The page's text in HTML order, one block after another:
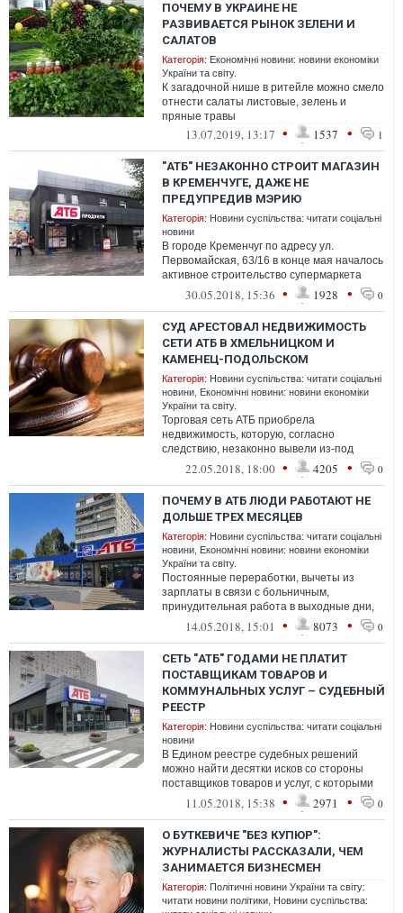
ПОЧЕМУ В УКРАИНЕ НЕ
РАЗВИВАЕТСЯ РЫНОК ЗЕЛЕНИ И
САЛАТОВ
Категорія: Економічні новини: новини економіки
України та світу.
К загадочной нише в ритейле можно смело
отнести салаты листовые, зелень и
пряные травы
13.07.2019, 13:17 • 1537 • 1
"АТБ" НЕЗАКОННО СТРОИТ МАГАЗИН
В КРЕМЕНЧУГЕ, ДАЖЕ НЕ
ПРЕДУПРЕДИВ МЭРИЮ
Категорія: Новини суспільства: читати соціальні
новини
В городе Кременчуг по адресу ул.
Первомайская, 63/16 в конце мая началось
активное строительство супермаркета
АТБ, однако, как выяснилось, никаких раз...
30.05.2018, 15:36 • 1928 • 0
СУД АРЕСТОВАЛ НЕДВИЖИМОСТЬ
СЕТИ АТБ В ХМЕЛЬНИЦКОМ И
КАМЕНЕЦ-ПОДОЛЬСКОМ
Категорія: Новини суспільства: читати соціальні
новини Економічні новини: новини економіки
України та світу.
Торговая сеть АТБ приобрела
недвижимость, которую, согласно
следствию, незаконно вывели из-под
залога в банке "Форум". Теперь помещения
22.05.2018, 18:00 • 4205 • 0
ПОЧЕМУ В АТБ ЛЮДИ РАБОТАЮТ НЕ
ДОЛЬШЕ ТРЕХ МЕСЯЦЕВ
Категорія: Новини суспільства: читати соціальні
новини Економічні новини: новини економіки
України та світу.
Постоянные переработки, вычеты из
зарплаты в связи с больничным,
принудительная работа в выходные дни,
хамское отношение со стороны
руководства – вот ...
14.05.2018, 15:01 • 8073 • 0
СЕТЬ "АТБ" ГОДАМИ НЕ ПЛАТИТ
ПОСТАВЩИКАМ ТОВАРОВ И
КОММУНАЛЬНЫХ УСЛУГ – СУДЕБНЫЙ
РЕЕСТР
Категорія: Новини суспільства: читати соціальні
новини
В Едином реестре судебных решений
можно найти десятки исков со стороны
поставщиков товаров и услуг, с которыми
компания «АТБ-Маркет» не считает
11.05.2018, 15:38 • 2971 • 0
О БУТКЕВИЧЕ "БЕЗ КУПЮР":
ЖУРНАЛИСТЫ РАССКАЗАЛИ, ЧЕМ
ЗАНИМАЕТСЯ БИЗНЕСМЕН
Категорія: Політичні новини України та світу:
читати новини політики Новини суспільства: